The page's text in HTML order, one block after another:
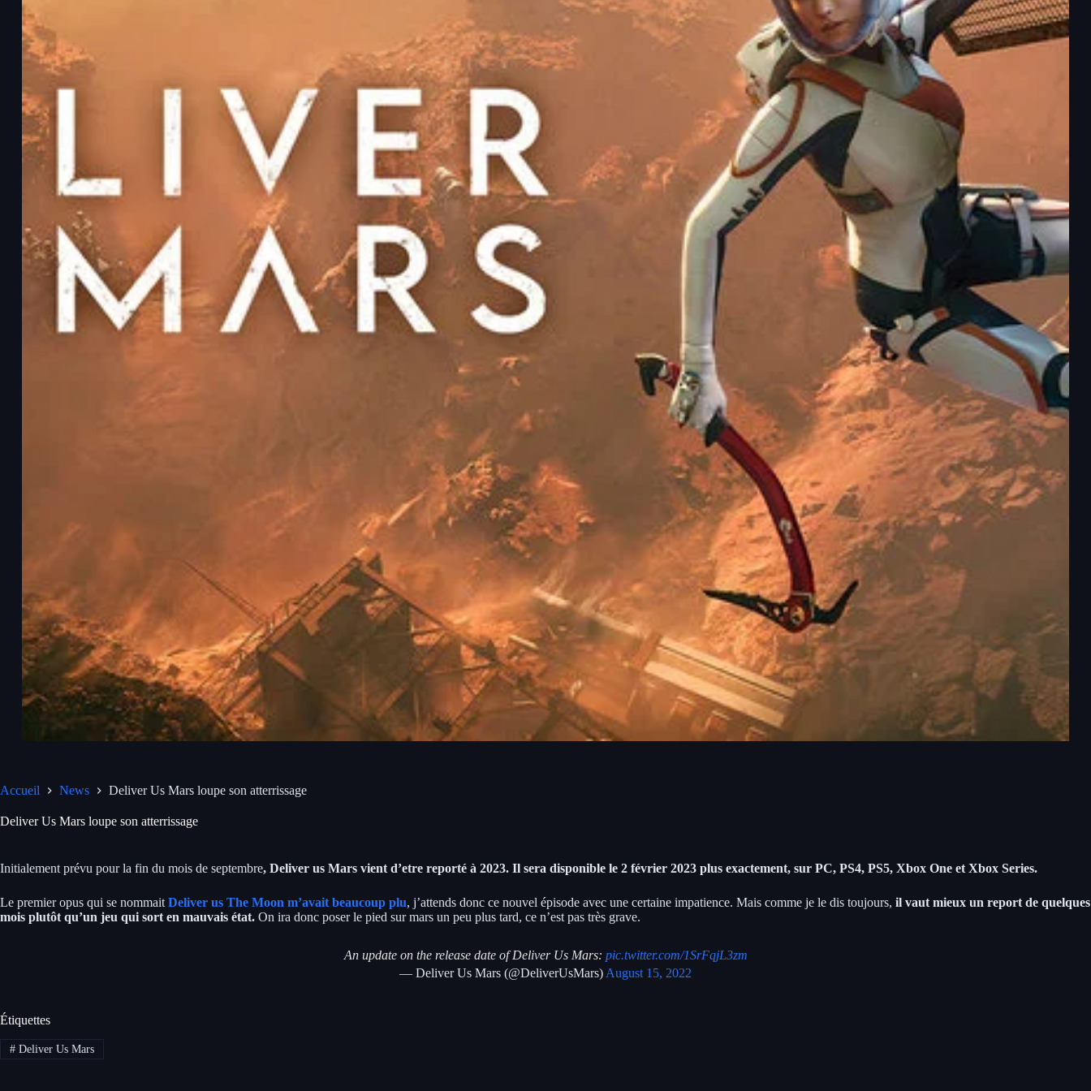
Accueil News Deliver Us Mars loupe son atterrissage
Deliver Us Mars loupe son atterrissage
Initialement prévu pour la fin du mois de septembre, Deliver us Mars vient d’etre reporté à 2023. Il sera disponible le 2 février 2023 plus exactement, sur PC, PS4, PS5, Xbox One et Xbox Series.
Le premier opus qui se nommait Deliver us The Moon m’avait beaucoup plu, j’attends donc ce nouvel épisode avec une certaine impatience. Mais comme je le dis toujours, il vaut mieux un report de quelques
mois plutôt qu’un jeu qui sort en mauvais état. On ira donc poser le pied sur mars un peu plus tard, ce n’est pas très grave.
An update on the release date of Deliver Us Mars: pic.twitter.com/1SrFqjL3zm
— Deliver Us Mars (@DeliverUsMars) August 15, 2022
Étiquettes
#Deliver Us Mars